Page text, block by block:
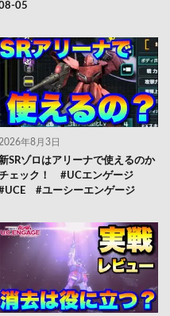
05
年8月3日
SRゾロはアリーナで使えるのか
ェック！ #UCエンゲージ
#ユーシーエンゲージ